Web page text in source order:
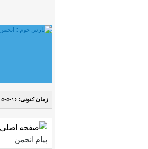
زمان کنونی: ۱۶-۵-۱۴۰۵, ۰۳:۲۶ عصر
پیام انجمن